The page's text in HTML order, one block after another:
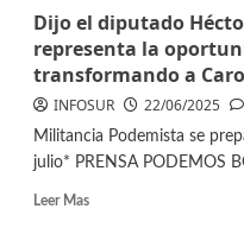
Dijo el diputado
representa la
transformando a
INFOSUR 22/06/2025
Militancia Podemista se
julio* PRENSA PODEMOS
Leer Mas